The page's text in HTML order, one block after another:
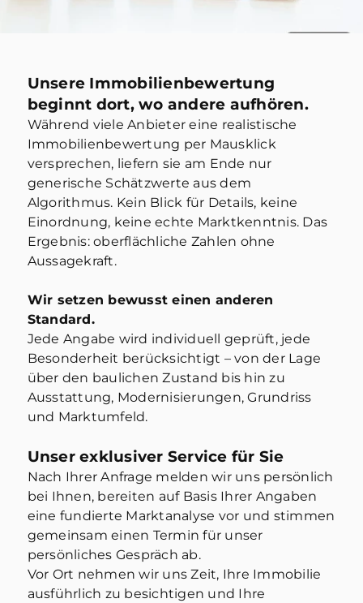
IMMOBILIENBEWERTUNG
Ihr Immobilienverkauf beginnt
mit dem richtigen Wert.
Komplett kostenfrei, transparent und
unverbindlich.
Füllen Sie jetzt alle benötigten
Angaben aus und wir melden uns
zeitnah und unverbindlich Ihnen!
Nutzen Sie jetzt die Gelegenheit für
Verkaufschancen.
Realistischer Preis
Professionell von Immobilien-
und realistisch kalkuliert
Verhandlungsbasis
Fundierte Zahlen schaffen
Klarheit und stärken Ihre
Position in jeder
Preisverhandlung
Unsere Immobilienbewertung
beginnt dort, wo andere aufhören.
Während viele Anbieter eine realistische
Immobilienbewertung per Mausklick
versprechen, liefern sie am Ende nur
generische Schätzwerte aus dem
Algorithmus. Kein Blick für Details, keine
Einordnung, keine echte Marktkenntnis. Das
Ergebnis: oberflächliche Zahlen ohne
Aussagekraft.
Wir setzen bewusst einen anderen
Standard.
Jede Angabe wird individuell geprüft, jede
Besonderheit berücksichtigt – von der Lage
über den baulichen Zustand bis hin zu
Ausstattung, Modernisierungen, Grundriss
und Marktumfeld.
Unser exklusiver Service für Sie
Nach Ihrer Anfrage melden wir uns persönlich
bei Ihnen, bereiten auf Basis Ihrer Angaben
eine fundierte Marktanalyse vor und stimmen
gemeinsam einen Termin für unser
persönliches Gespräch ab.
Vor Ort nehmen wir uns Zeit, Ihre Immobilie
ausführlich zu besichtigen und Ihre